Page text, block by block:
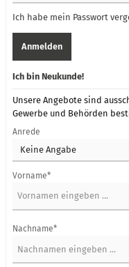
Ich habe mein Passwort
Anmelden
Ich bin Neukunde!
Unsere Angebote sind
Gewerbe und Behörden
Anrede
Vorname*
Nachname*